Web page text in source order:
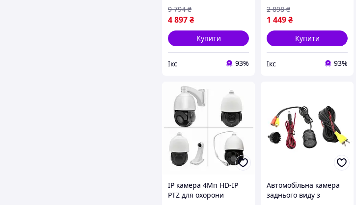
людини для двору
4 897₴
9 794 ₴
Купити
Ікс 93%
звуку на карту пам'ят
1 449₴
2 898 ₴
Купити
Ікс 93%
IP камера 4Мп HD-IP
PTZ для охорони
Автомобільна камера
заднього виду з